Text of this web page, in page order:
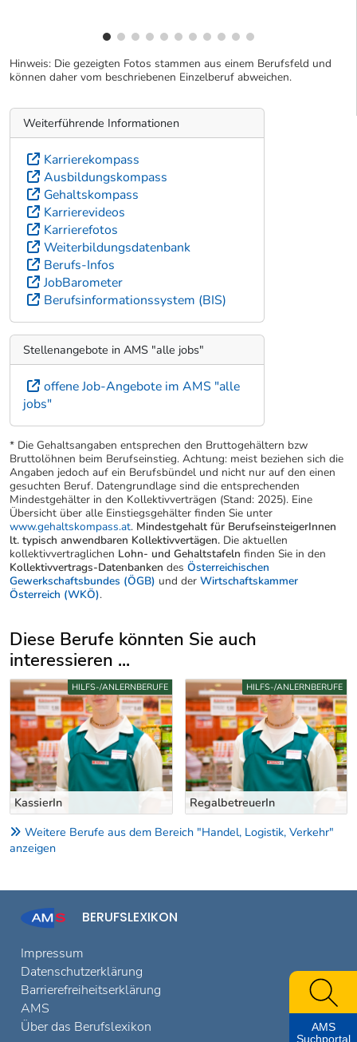
Hinweis: Die gezeigten Fotos stammen aus einem Berufsfeld und
können daher vom beschriebenen Einzelberuf abweichen.
Weiterführende Informationen
Karrierekompass
Ausbildungskompass
Gehaltskompass
Karrierevideos
Karrierefotos
Weiterbildungsdatenbank
Berufs-Infos
JobBarometer
Berufsinformationssystem (BIS)
Stellenangebote in AMS "alle jobs"
offene Job-Angebote im AMS "alle
jobs"
* Die Gehaltsangaben entsprechen den Bruttogehältern bzw
Bruttolöhnen beim Berufseinstieg. Achtung: meist beziehen sich die
Angaben jedoch auf ein Berufsbündel und nicht nur auf den einen
gesuchten Beruf. Datengrundlage sind die entsprechenden
Mindestgehälter in den Kollektivverträgen (Stand: 2025). Eine
Übersicht über alle Einstiegsgehälter finden Sie unter
www.gehaltskompass.at. Mindestgehalt für BerufseinsteigerInnen
lt. typisch anwendbaren Kollektivvertägen. Die aktuellen
kollektivvertraglichen Lohn- und Gehaltstafeln finden Sie in den
Kollektivvertrags-Datenbanken des Österreichischen
Gewerkschaftsbundes (ÖGB) und der Wirtschaftskammer
Österreich (WKÖ).
Diese Berufe könnten Sie auch
interessieren ...
Uber weitere Berufsvorschläge
KassierIn
HILFS-/ANLERNBERUFE
RegalbetreuerIn
HILFS-/ANLERNBERUFE
Weitere Berufe aus dem Bereich "Handel, Logistik, Verkehr"
anzeigen
BERUFSLEXIKON
Impressum
Datenschutzerklärung
Barrierefreiheitserklärung
AMS
Über das Berufslexikon
AMS
Suchportal